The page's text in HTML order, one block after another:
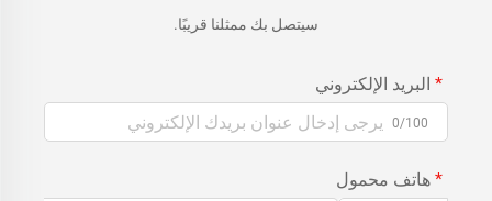
سيتصل بك ممثلنا قريبًا.
البريد الإلكتروني
0/100
هاتف محمول